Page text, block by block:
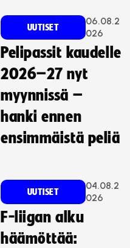
UUTISET
06.08.2
026
Pelipassit kaudelle
2026–27 nyt
myynnissä –
hanki ennen
ensimmäistä peliä
UUTISET
04.08.2
026
F-liigan alku
häämöttää: